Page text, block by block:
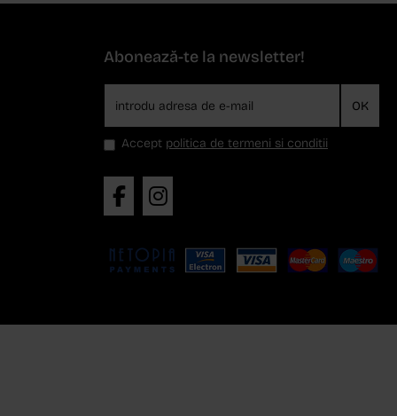
Abonează-te la newsletter!
OK
Accept politica de termeni si conditii